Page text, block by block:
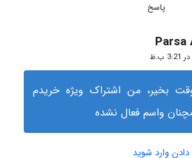
پاسخ
Parsa
بخیر، من اشتراک ویژه خریدم
واسم فعال نشده
وارد شوید